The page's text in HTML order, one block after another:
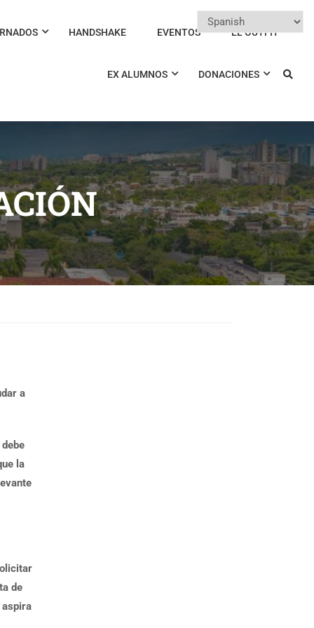
HANDSHAKE EVENTOS EL OUTFIT
EX ALUMNOS DONACIONES
a
la
de